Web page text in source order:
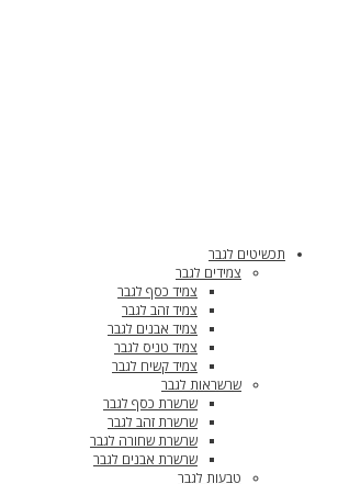
תכשיטים לגבר
צמידים לגבר
צמיד כסף לגבר
צמיד זהב לגבר
צמיד אבנים לגבר
צמיד טניס לגבר
צמיד קשיח לגבר
שרשראות לגבר
שרשרת כסף לגבר
שרשרת זהב לגבר
שרשרת שחורה לגבר
שרשרת אבנים לגבר
טבעות לגבר